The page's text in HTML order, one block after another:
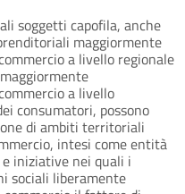
soggetti capofila, anche
maggiormente
a livello regionale
a livello
consumatori, possono
di ambiti territoriali
intesi come entità
iniziative nei quali i
sociali liberamente